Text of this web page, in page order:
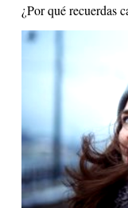
¿Por qué recuerdas